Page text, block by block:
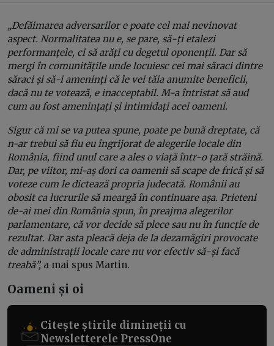
„Defăimarea adversarilor e poate cel mai nevinovat
aspect. Normalitatea nu e, se pare, să-ți etalezi
performanțele, ci să arăți cu degetul oponenții. Dar să
mergi în comunitățile unde locuiesc cei mai săraci dintre
săraci și să-i ameninți că le vei tăia anumite beneficii,
dacă nu te votează, e inacceptabil. M-a întristat să aud
cum au fost amenințați și intimidați acei oameni.
Sigur că mi se va putea spune, poate pe bună dreptate, că
n-ar trebui să fiu eu îngrijorat de alegerile locale din
România, fiind unul care a ales o viață într-o țară străină.
Dar, pe viitor, mi-aș dori ca oamenii să scape de frică și să
voteze cum le dictează propria judecată. Românii au
obosit ca lucrurile să meargă în continuare așa. Prieteni
de-ai mei din România spun, în preajma alegerilor
parlamentare, că vor decide să plece sau nu în funcție de
rezultat. Dar asta pleacă deja de la dezamăgiri provocate
de administrații locale care nu vor efectiv să-și facă
treabă”, a mai spus Martin.
Oameni și oi
Citește știrile dimineții cu
Newsletterele PressOne